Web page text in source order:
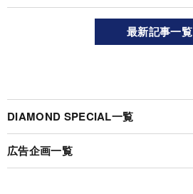
最新記事一覧
DIAMOND SPECIAL一覧
広告企画一覧